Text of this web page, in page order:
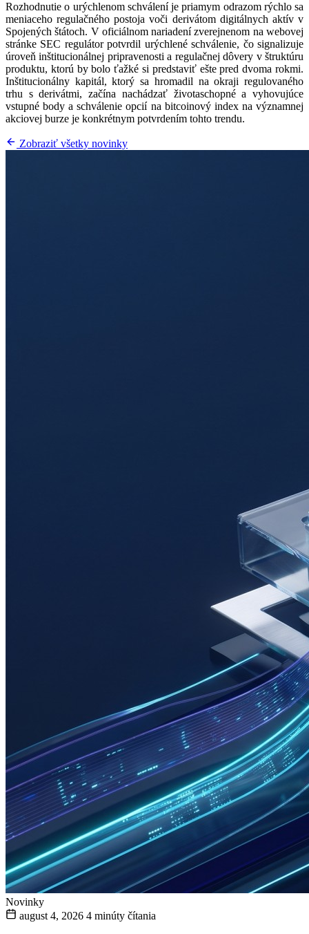
Rozhodnutie o urýchlenom schválení je priamym odrazom rýchlo sa
meniaceho regulačného postoja voči derivátom digitálnych aktív v
Spojených štátoch. V oficiálnom nariadení zverejnenom na webovej
stránke SEC regulátor potvrdil urýchlené schválenie, čo signalizuje
úroveň inštitucionálnej pripravenosti a regulačnej dôvery v štruktúru
produktu, ktorú by bolo ťažké si predstaviť ešte pred dvoma rokmi.
Inštitucionálny kapitál, ktorý sa hromadil na okraji regulovaného
trhu s derivátmi, začína nachádzať životaschopné a vyhovujúce
vstupné body a schválenie opcií na bitcoinový index na významnej
akciovej burze je konkrétnym potvrdením tohto trendu.
Zobraziť všetky novinky
Novinky
august 4, 2026 4 minúty čítania